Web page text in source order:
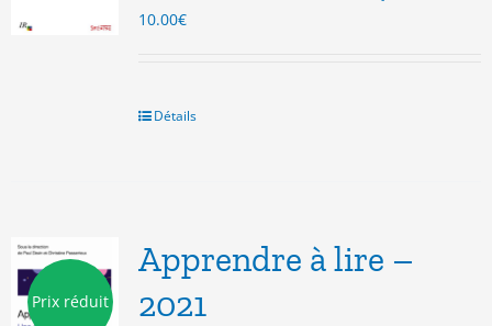
10.00€
Détails
Prix réduit
Apprendre à lire –
2021